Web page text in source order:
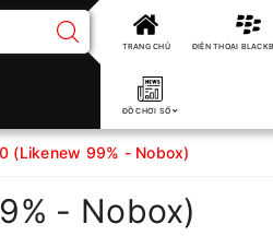
TRANG CHỦ ĐIỆN THOẠI
ĐỒ CHƠI SỐ
(Likenew 99% - Nobox)
- Nobox)